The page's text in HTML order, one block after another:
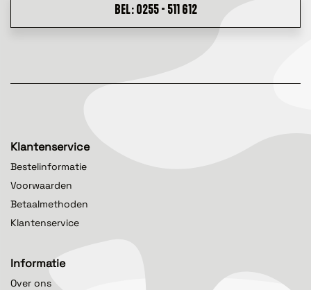
BEL: 0255 - 511 612
Klantenservice
Bestelinformatie
Voorwaarden
Betaalmethoden
Klantenservice
Informatie
Over ons